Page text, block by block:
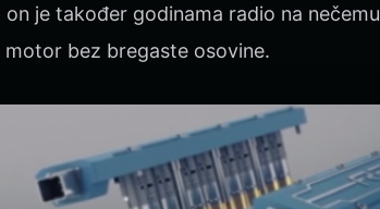
on je također godinama radio na
bez bregaste osovine.